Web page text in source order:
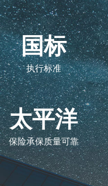
国标
执行标准
太平洋
保险承保质量可靠